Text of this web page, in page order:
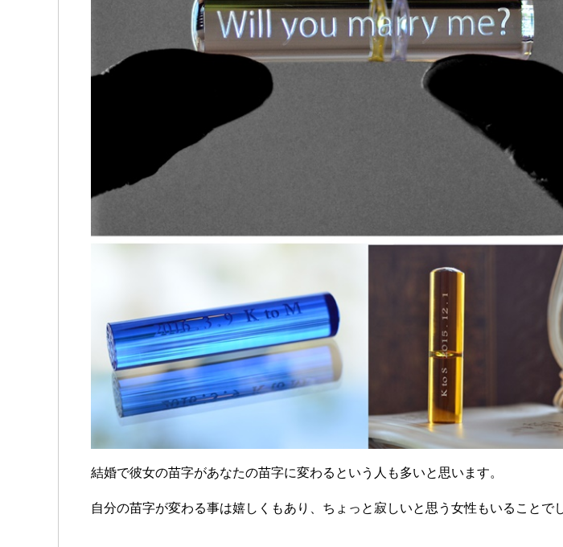
結婚で彼女の苗字があなたの苗字に変わるという人も多いと思います。
自分の苗字が変わる事は嬉しくもあり、ちょっと寂しいと思う女性もいることで